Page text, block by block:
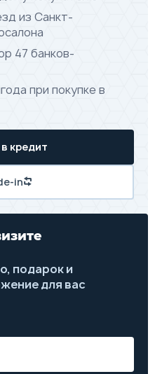
из Санкт-
47 банков-
при покупке в
кредит
in
подарок и
для вас